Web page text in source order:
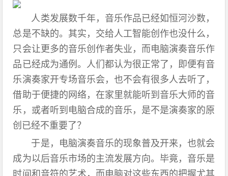
人类发展数千年，音乐作品已经如恒河沙数，
总是不缺的。其实，交给人工智能创作也没什么，
只会让更多的音乐创作者失业，而电脑演奏音乐作
品已经成为通例。人们都认为很正常了，即便有音
乐演奏家开专场音乐会，也不会有很多人去听了，
借助于便捷的网络，在家里就能听到音乐大师的音
乐，或者听到电脑合成的音乐，是不是演奏家的原
创已经不重要了？
于是，电脑演奏音乐的现象普及开来，也就会
成为以后音乐市场的主流发展方向。毕竟，音乐是